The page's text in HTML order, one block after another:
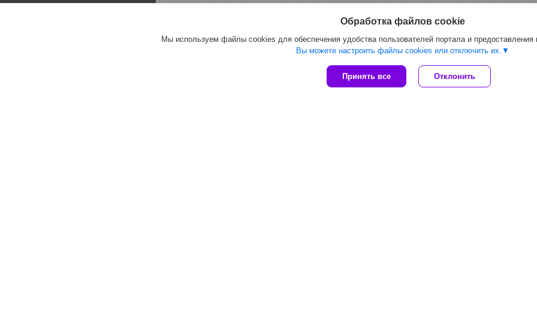
Обработка файлов cookie
Мы используем файлы cookies для обеспечения удобства пользователей портала и
Вы можете настроить файлы cookies или отключить их.
Принять все Отклонить